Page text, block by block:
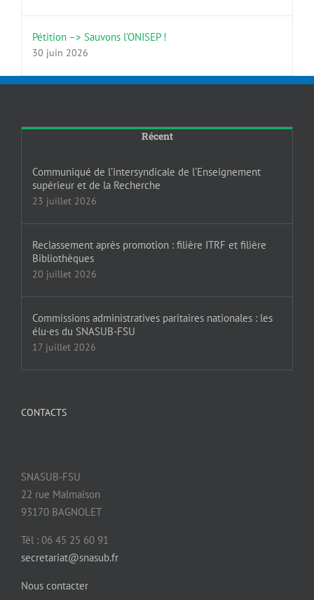
Pétition –> Sauvons l’ONISEP !
30 juin 2026
Récent
Communiqué de l’intersyndicale de l’Enseignement
supérieur et de la Recherche
23 juillet 2026
Reclassement après promotion : filière ITRF et filière
Bibliothèques
20 juillet 2026
Commissions administratives paritaires nationales : les
élu·es du SNASUB-FSU
17 juillet 2026
CONTACTS
SNASUB-FSU
22 rue Malmaison
93170 BAGNOLET
Tél : 06 45 25 60 91
secretariat@snasub.fr
Nous contacter